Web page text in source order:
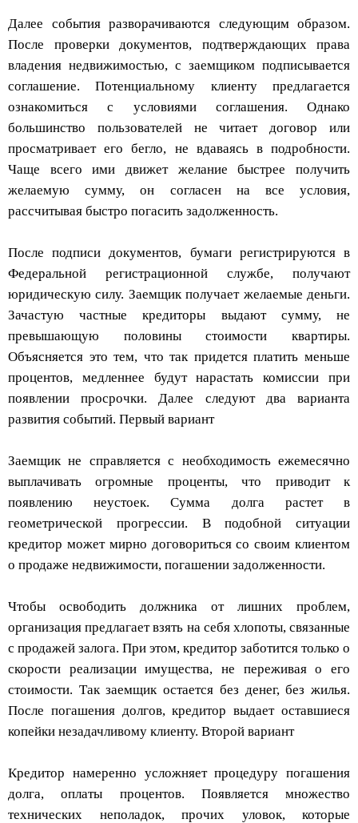
Далее события разворачиваются следующим образом.
После проверки документов, подтверждающих права
владения недвижимостью, с заемщиком подписывается
соглашение. Потенциальному клиенту предлагается
ознакомиться с условиями соглашения. Однако
большинство пользователей не читает договор или
просматривает его бегло, не вдаваясь в подробности.
Чаще всего ими движет желание быстрее получить
желаемую сумму, он согласен на все условия,
рассчитывая быстро погасить задолженность.
После подписи документов, бумаги регистрируются в
Федеральной регистрационной службе, получают
юридическую силу. Заемщик получает желаемые деньги.
Зачастую частные кредиторы выдают сумму, не
превышающую половины стоимости квартиры.
Объясняется это тем, что так придется платить меньше
процентов, медленнее будут нарастать комиссии при
появлении просрочки. Далее следуют два варианта
развития событий. Первый вариант
Заемщик не справляется с необходимость ежемесячно
выплачивать огромные проценты, что приводит к
появлению неустоек. Сумма долга растет в
геометрической прогрессии. В подобной ситуации
кредитор может мирно договориться со своим клиентом
о продаже недвижимости, погашении задолженности.
Чтобы освободить должника от лишних проблем,
организация предлагает взять на себя хлопоты, связанные
с продажей залога. При этом, кредитор заботится только о
скорости реализации имущества, не переживая о его
стоимости. Так заемщик остается без денег, без жилья.
После погашения долгов, кредитор выдает оставшиеся
копейки незадачливому клиенту. Второй вариант
Кредитор намеренно усложняет процедуру погашения
долга, оплаты процентов. Появляется множество
технических неполадок, прочих уловок, которые